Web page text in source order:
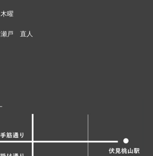
木曜
瀬戸 直人